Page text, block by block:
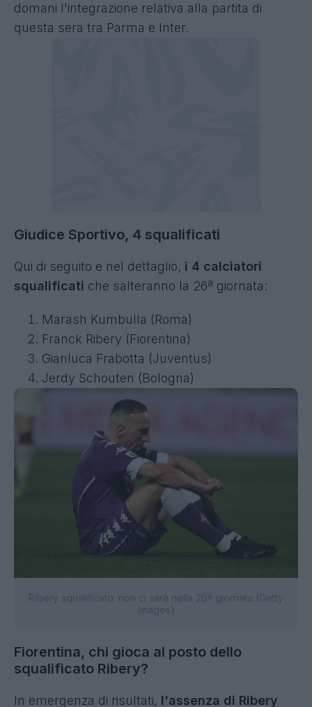
domani l'integrazione relativa alla partita di
questa sera tra Parma e Inter.
Giudice Sportivo, 4 squalificati
Qui di seguito e nel dettaglio, i 4 calciatori
squalificati che salteranno la 26ª giornata:
Marash Kumbulla (Roma)
Franck Ribery (Fiorentina)
Gianluca Frabotta (Juventus)
Jerdy Schouten (Bologna)
RIbery squalificato: non ci sarà nella 26ª giornata (Getty
Images)
Fiorentina, chi gioca al posto dello
squalificato Ribery?
In emergenza di risultati, l'assenza di Ribery